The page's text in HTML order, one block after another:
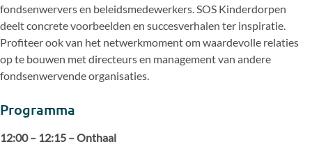
fondsenwervers en beleidsmedewerkers. SOS Kinderdorpen
deelt concrete voorbeelden en succesverhalen ter inspiratie.
Profiteer ook van het netwerkmoment om waardevolle relaties
op te bouwen met directeurs en management van andere
fondsenwervende organisaties.
Programma
12:00 – 12:15 – Onthaal